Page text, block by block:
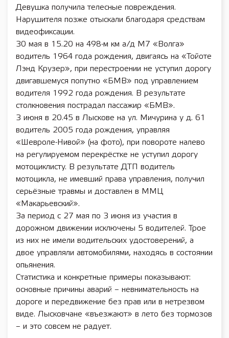
Девушка получила телесные повреждения.
Нарушителя позже отыскали благодаря средствам
видеофиксации.
30 мая в 15.20 на 498-м км а/д М7 «Волга»
водитель 1964 года рождения, двигаясь на «Тойоте
Лэнд Крузер», при перестроении не уступил дорогу
двигавшемуся попутно «БМВ» под управлением
водителя 1992 года рождения. В результате
столкновения пострадал пассажир «БМВ».
3 июня в 20.45 в Лыскове на ул. Мичурина у д. 61
водитель 2005 года рождения, управляя
«Шевроле-Нивой» (на фото), при повороте налево
на регулируемом перекрёстке не уступил дорогу
мотоциклисту. В результате ДТП водитель
мотоцикла, не имевший права управления, получил
серьёзные травмы и доставлен в ММЦ
«Макарьевский».
За период с 27 мая по 3 июня из участия в
дорожном движении исключены 5 водителей. Трое
из них не имели водительских удостоверений, а
двое управляли автомобилями, находясь в состоянии
опьянения.
Статистика и конкретные примеры показывают:
основные причины аварий – невнимательность на
дороге и передвижение без прав или в нетрезвом
виде. Лысковчане «въезжают» в лето без тормозов
– и это совсем не радует.